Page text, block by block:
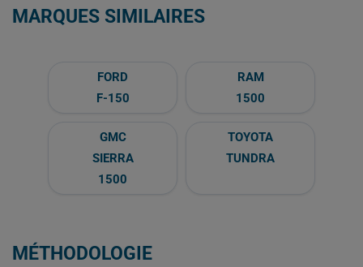
MARQUES SIMILAIRES
FORD
F-150
RAM
1500
GMC
SIERRA
1500
TOYOTA
TUNDRA
MÉTHODOLOGIE